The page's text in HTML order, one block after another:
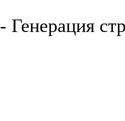
- Генерация